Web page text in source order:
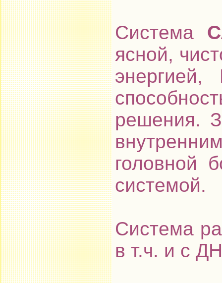
Система
ясной,
решения.
головной
системой.
Система
в т.ч. и с